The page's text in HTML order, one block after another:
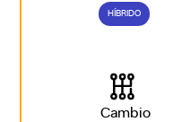
HÍBRIDO
Cambio